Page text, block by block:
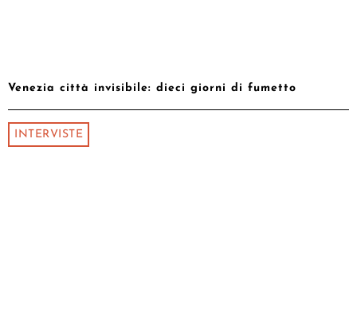
Venezia città invisibile: dieci giorni di fumetto
INTERVISTE